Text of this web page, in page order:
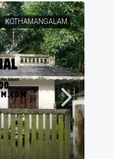
KOTHAMANGALAM